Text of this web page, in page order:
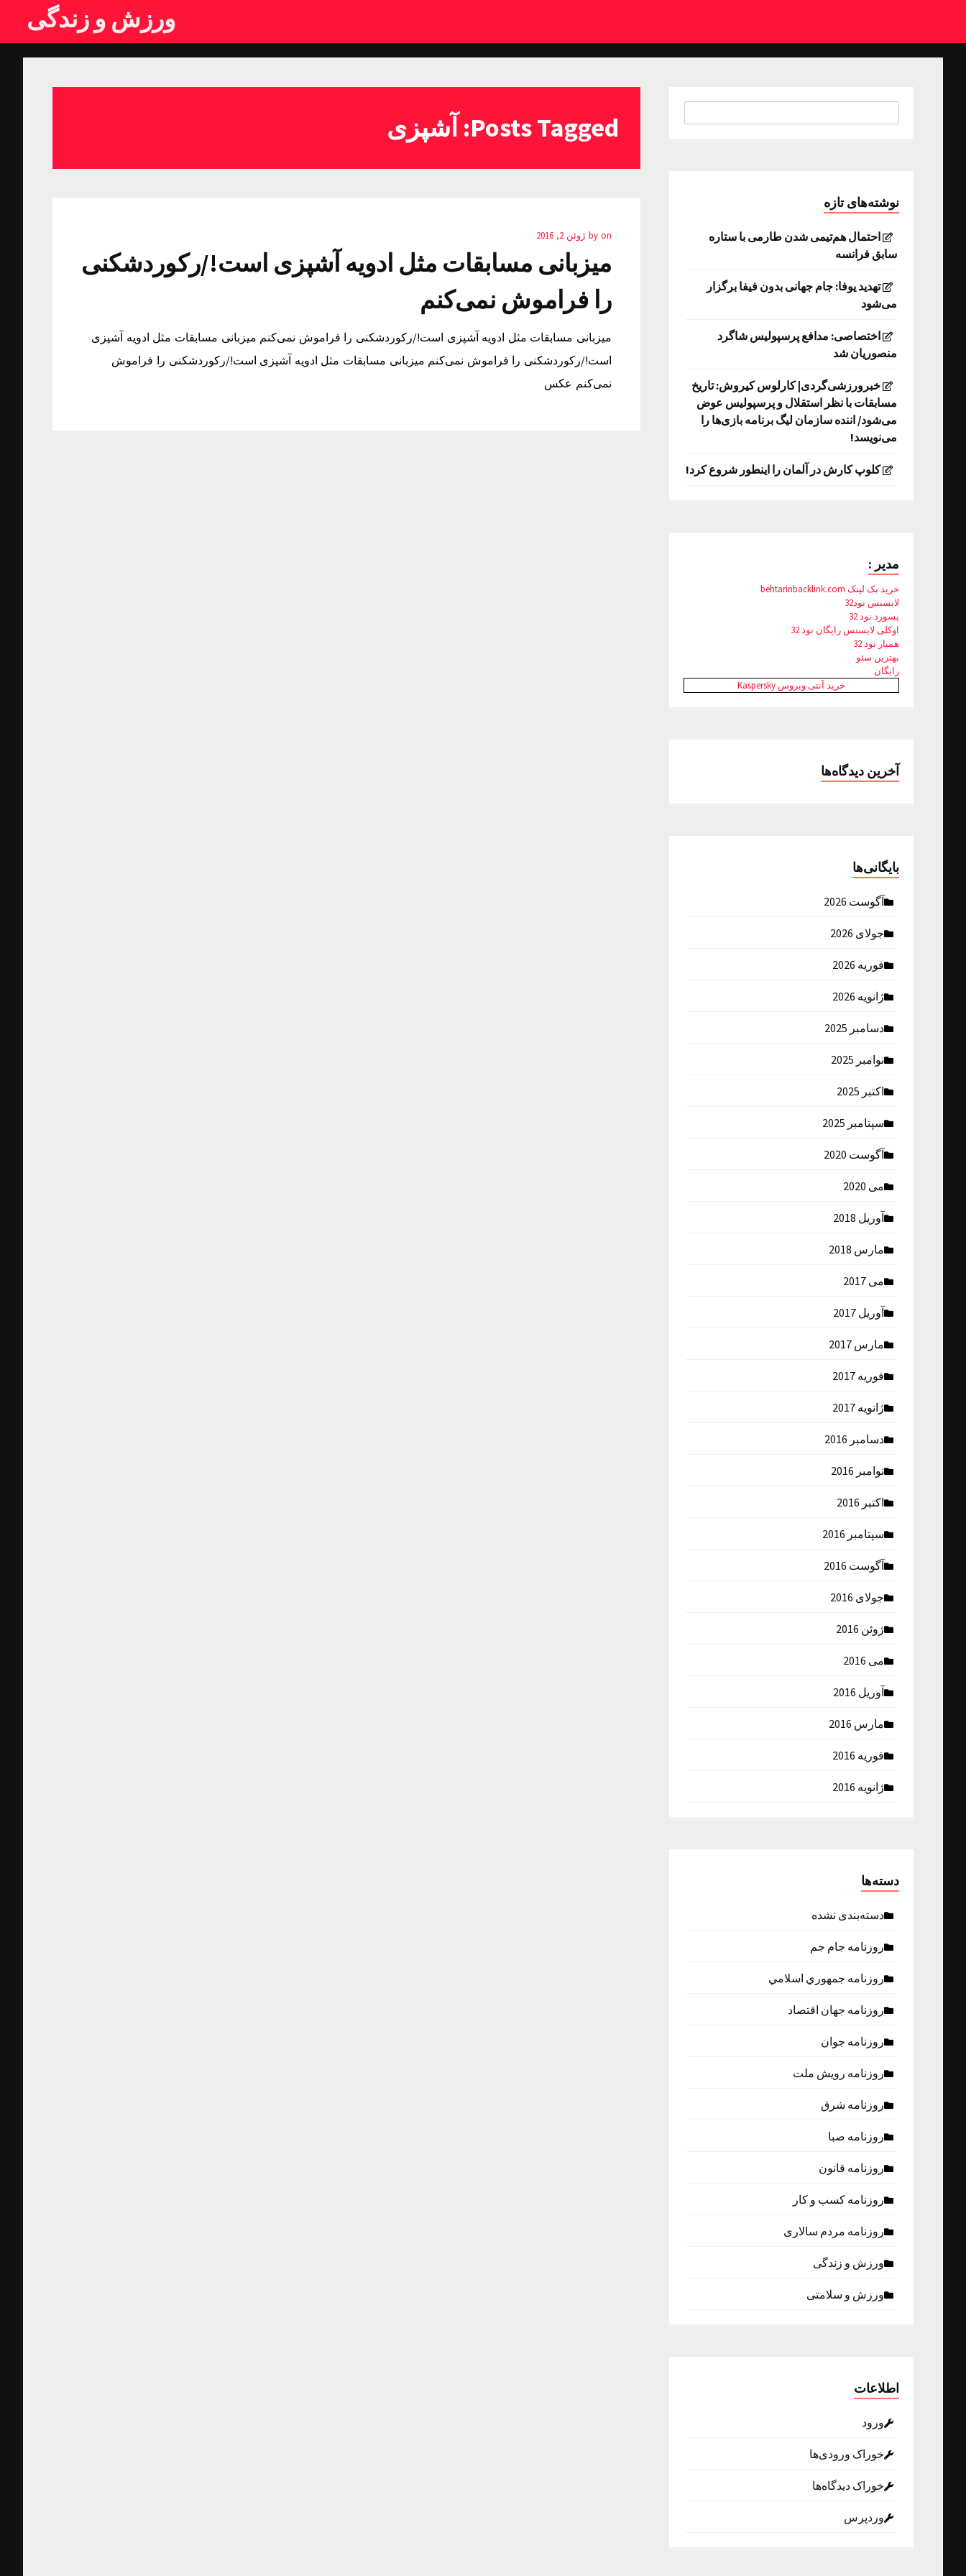
ورزش و زندگی
Posts Tagged: آشپزی
by on ژوئن 2, 2016
میزبانی مسابقات مثل ادویه آشپزی است!/رکوردشکنی
را فراموش نمی‌کنم
میزبانی مسابقات مثل ادویه آشپزی است!/رکوردشکنی را فراموش نمی‌کنم میزبانی مسابقات مثل ادویه آشپزی
است!/رکوردشکنی را فراموش نمی‌کنم میزبانی مسابقات مثل ادویه آشپزی است!/رکوردشکنی را فراموش
نمی‌کنم عکس
نوشته‌های تازه
احتمال هم‌تیمی شدن طارمی با ستاره
سابق فرانسه
تهدید یوفا: جام جهانی بدون فیفا برگزار
می‌شود
اختصاصی: مدافع پرسپولیس شاگرد
منصوریان شد
خبرورزشی‌گردی| کارلوس کیروش: تاریخ
مسابقات با نظر استقلال و پرسپولیس عوض
می‌شود/ اننده سازمان لیگ برنامه بازی‌ها را
می‌نویسد!
کلوپ کارش در آلمان را اینطور شروع کرد!
مدیر :
خرید بک لینک behtarinbacklink.com
لایسنس نود32
پسورد نود 32
اوکلی لایسنس رایگان نود 32
همیار نود 32
بهترین سئو
رایگان
خرید آنتی ویروس Kaspersky
آخرین دیدگاه‌ها
بایگانی‌ها
آگوست 2026
جولای 2026
فوریه 2026
ژانویه 2026
دسامبر 2025
نوامبر 2025
اکتبر 2025
سپتامبر 2025
آگوست 2020
می 2020
آوریل 2018
مارس 2018
می 2017
آوریل 2017
مارس 2017
فوریه 2017
ژانویه 2017
دسامبر 2016
نوامبر 2016
اکتبر 2016
سپتامبر 2016
آگوست 2016
جولای 2016
ژوئن 2016
می 2016
آوریل 2016
مارس 2016
فوریه 2016
ژانویه 2016
دسته‌ها
دسته‌بندی نشده
روزنامه جام جم
روزنامه جمهوري اسلامي
روزنامه جهان اقتصاد
روزنامه جوان
روزنامه رویش ملت
روزنامه شرق
روزنامه صبا
روزنامه قانون
روزنامه كسب و كار
روزنامه مردم سالاری
ورزش و زندگی
ورزش و سلامتی
اطلاعات
ورود
خوراک ورودی‌ها
خوراک دیدگاه‌ها
وردپرس